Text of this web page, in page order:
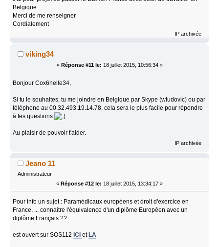
Belgique.
Merci de me renseigner
Cordialement
IP archivée
viking34
« Réponse #11 le: 18 juillet 2015, 10:56:34 »
Bonjour Cox6nelle34,
Si tu le souhaites, tu me joindre en Belgique par Skype (wludovic) ou par
téléphone au 00.32.493.19.14.78, cela sera le plus facile pour répondre
à tes questions
Au plaisir de pouvoir t'aider.
IP archivée
Jeano 11
Administrateur
« Réponse #12 le: 18 juillet 2015, 13:34:17 »
Pour info un sujet : Paramédicaux européens et droit d'exercice en
France, ... connaitre l'équivalence d'un diplôme Européen avec un
diplôme Français ??
est ouvert sur SOS112ICI etLA